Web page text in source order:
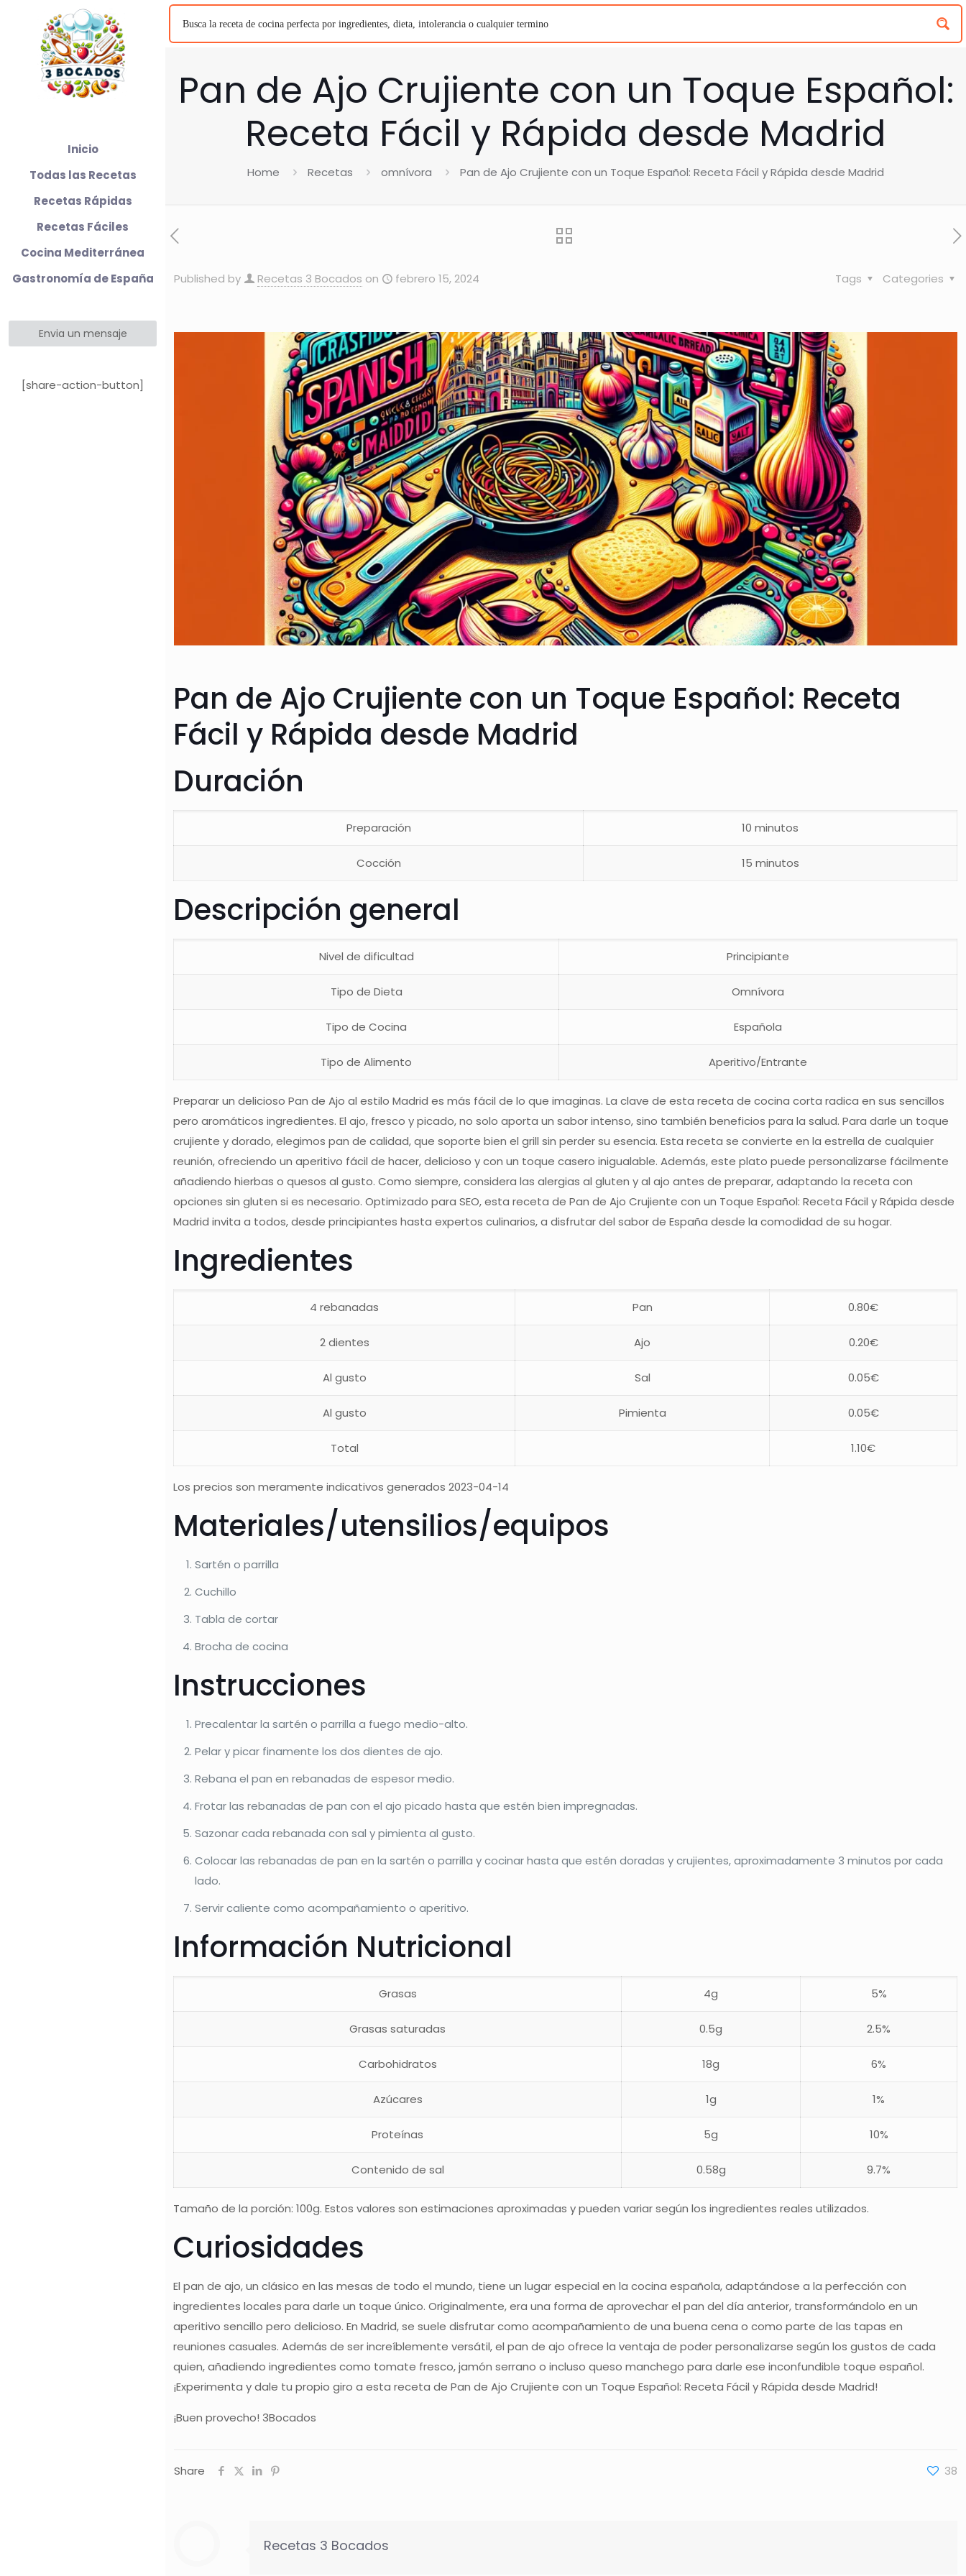
Pan de Ajo Crujiente con un Toque Español:
Receta Fácil y Rápida desde Madrid
Home Recetas omnívora Pan de Ajo Crujiente con un Toque Español: Receta Fácil y Rápida desde Madrid
Published by Recetas 3 Bocados on febrero 15, 2024 Categories
Tags
Pan de Ajo Crujiente con un Toque Español: Receta
Fácil y Rápida desde Madrid
Duración
Preparación 10 minutos
Cocción 15 minutos
Descripción general
Nivel de dificultad Principiante
Tipo de Dieta Omnívora
Tipo de Cocina Española
Tipo de Alimento Aperitivo/Entrante
Preparar un delicioso Pan de Ajo al estilo Madrid es más fácil de lo que imaginas. La clave de esta receta de cocina corta radica en sus sencillos
pero aromáticos ingredientes. El ajo, fresco y picado, no solo aporta un sabor intenso, sino también beneficios para la salud. Para darle un toque
crujiente y dorado, elegimos pan de calidad, que soporte bien el grill sin perder su esencia. Esta receta se convierte en la estrella de cualquier
reunión, ofreciendo un aperitivo fácil de hacer, delicioso y con un toque casero inigualable. Además, este plato puede personalizarse fácilmente
añadiendo hierbas o quesos al gusto. Como siempre, considera las alergias al gluten y al ajo antes de preparar, adaptando la receta con
opciones sin gluten si es necesario. Optimizado para SEO, esta receta de Pan de Ajo Crujiente con un Toque Español: Receta Fácil y Rápida desde
Madrid invita a todos, desde principiantes hasta expertos culinarios, a disfrutar del sabor de España desde la comodidad de su hogar.
Ingredientes
4 rebanadas Pan 0.80€
2 dientes Ajo 0.20€
Al gusto Sal 0.05€
Al gusto Pimienta 0.05€
Total 1.10€
Los precios son meramente indicativos generados 2023-04-14
Materiales/utensilios/equipos
Sartén o parrilla
Cuchillo
Tabla de cortar
Brocha de cocina
Instrucciones
Precalentar la sartén o parrilla a fuego medio-alto.
Pelar y picar finamente los dos dientes de ajo.
Rebana el pan en rebanadas de espesor medio.
Frotar las rebanadas de pan con el ajo picado hasta que estén bien impregnadas.
Sazonar cada rebanada con sal y pimienta al gusto.
Colocar las rebanadas de pan en la sartén o parrilla y cocinar hasta que estén doradas y crujientes, aproximadamente 3 minutos por cada
lado.
Servir caliente como acompañamiento o aperitivo.
Información Nutricional
Grasas 4g 5%
Grasas saturadas 0.5g 2.5%
Carbohidratos 18g 6%
Azúcares 1g 1%
Proteínas 5g 10%
Contenido de sal 0.58g 9.7%
Tamaño de la porción: 100g. Estos valores son estimaciones aproximadas y pueden variar según los ingredientes reales utilizados.
Curiosidades
El pan de ajo, un clásico en las mesas de todo el mundo, tiene un lugar especial en la cocina española, adaptándose a la perfección con
ingredientes locales para darle un toque único. Originalmente, era una forma de aprovechar el pan del día anterior, transformándolo en un
aperitivo sencillo pero delicioso. En Madrid, se suele disfrutar como acompañamiento de una buena cena o como parte de las tapas en
reuniones casuales. Además de ser increíblemente versátil, el pan de ajo ofrece la ventaja de poder personalizarse según los gustos de cada
quien, añadiendo ingredientes como tomate fresco, jamón serrano o incluso queso manchego para darle ese inconfundible toque español.
¡Experimenta y dale tu propio giro a esta receta de Pan de Ajo Crujiente con un Toque Español: Receta Fácil y Rápida desde Madrid!
¡Buen provecho! 3Bocados
Share 38
Recetas 3 Bocados
Inicio
Todas las Recetas
Recetas Rápidas
Recetas Fáciles
Cocina Mediterránea
Gastronomía de España
Envia un mensaje
[share-action-button]